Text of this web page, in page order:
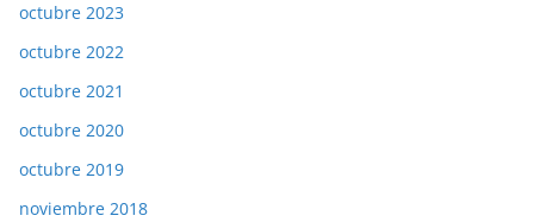
octubre 2023
octubre 2022
octubre 2021
octubre 2020
octubre 2019
noviembre 2018